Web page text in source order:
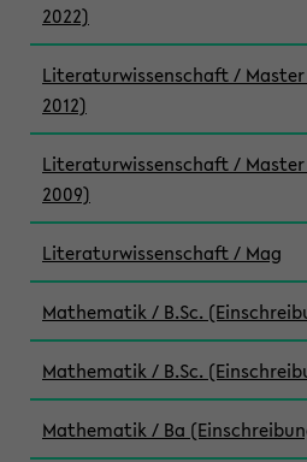
2022)
Literaturwissenschaft / Master
2012)
Literaturwissenschaft / Master
2009)
Literaturwissenschaft / Mag
Mathematik / B.Sc.
Mathematik / B.Sc.
Mathematik / Ba